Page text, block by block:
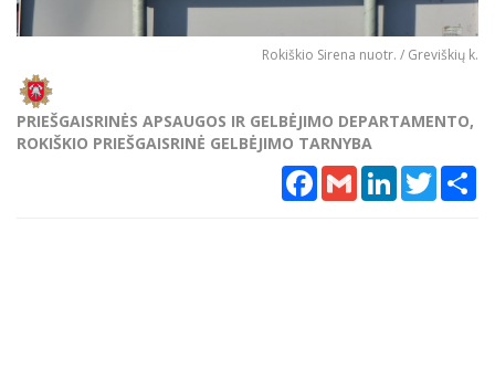
Rokiškio Sirena nuotr. / Greviškių k.
PRIEŠGAISRINĖS APSAUGOS IR GELBĖJIMO DEPARTAMENTO,
ROKIŠKIO PRIEŠGAISRINĖ GELBĖJIMO TARNYBA
Facebook
Gmail LinkedInTwitter